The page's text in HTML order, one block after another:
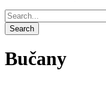
Bučany